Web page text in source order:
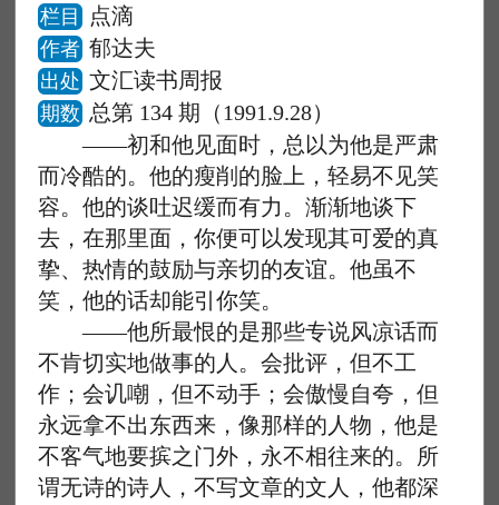
栏目 点滴
作者 郁达夫
出处 文汇读书周报
期数 总第 134 期（1991.9.28）
——初和他见面时，总以为他是严肃
而冷酷的。他的瘦削的脸上，轻易不见笑
容。他的谈吐迟缓而有力。渐渐地谈下
去，在那里面，你便可以发现其可爱的真
挚、热情的鼓励与亲切的友谊。他虽不
笑，他的话却能引你笑。
——他所最恨的是那些专说风凉话而
不肯切实地做事的人。会批评，但不工
作；会讥嘲，但不动手；会傲慢自夸，但
永远拿不出东西来，像那样的人物，他是
不客气地要摈之门外，永不相往来的。所
谓无诗的诗人，不写文章的文人，他都深